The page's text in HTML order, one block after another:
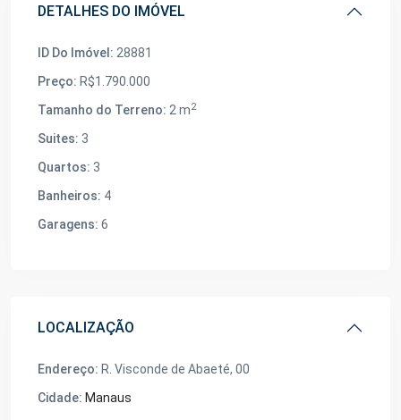
DETALHES DO IMÓVEL
ID Do Imóvel: 28881
Preço: R$1.790.000
Tamanho do Terreno: 2 m2
Suites: 3
Quartos: 3
Banheiros: 4
Garagens: 6
LOCALIZAÇÃO
Endereço: R. Visconde de Abaeté, 00
Cidade: Manaus